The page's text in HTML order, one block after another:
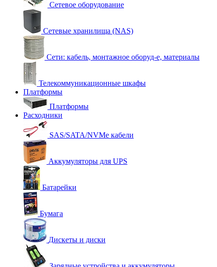
Сетевое оборудование
Сетевые хранилища (NAS)
Сети: кабель, монтажное оборуд-е, материалы
Телекоммуникационные шкафы
Платформы
Платформы
Расходники
SAS/SATA/NVMe кабели
Аккумуляторы для UPS
Батарейки
Бумага
Дискеты и диски